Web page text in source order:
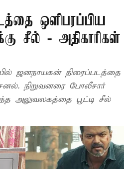
ஒளிபரப்பிய
சீல் - அதிகாரிகள்
ஜனநாயகன் திரைப்படத்தை
நிறுவனரை போலீசார்
அலுவலகத்தை பூட்டி சீல்